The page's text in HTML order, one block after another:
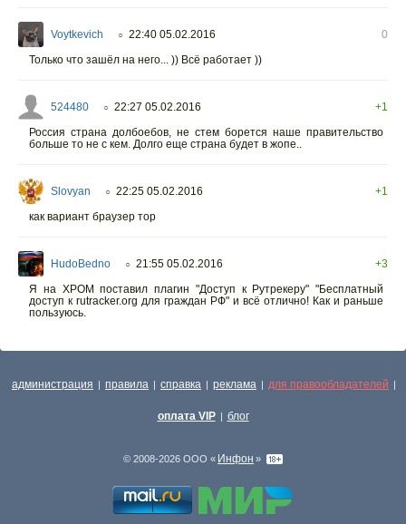
Voytkevich ○ 22:40 05.02.2016
0
Только что зашёл на него... )) Всё работает ))
524480 ○ 22:27 05.02.2016
+1
Россия страна долбоебов, не стем борется наше правительство
больше то не с кем. Долго еще страна будет в жопе..
Slovyan ○ 22:25 05.02.2016
+1
как вариант браузер тор
HudoBedno ○ 21:55 05.02.2016
+3
Я на ХРОМ поставил плагин "Доступ к Рутрекеру" "Бесплатный
доступ к rutracker.org для граждан РФ" и всё отлично! Как и раньше
пользуюсь.
администрация | правила | справка | реклама | для правообладателей |
оплата VIP | блог
© 2008-2026 ООО « Инфон »